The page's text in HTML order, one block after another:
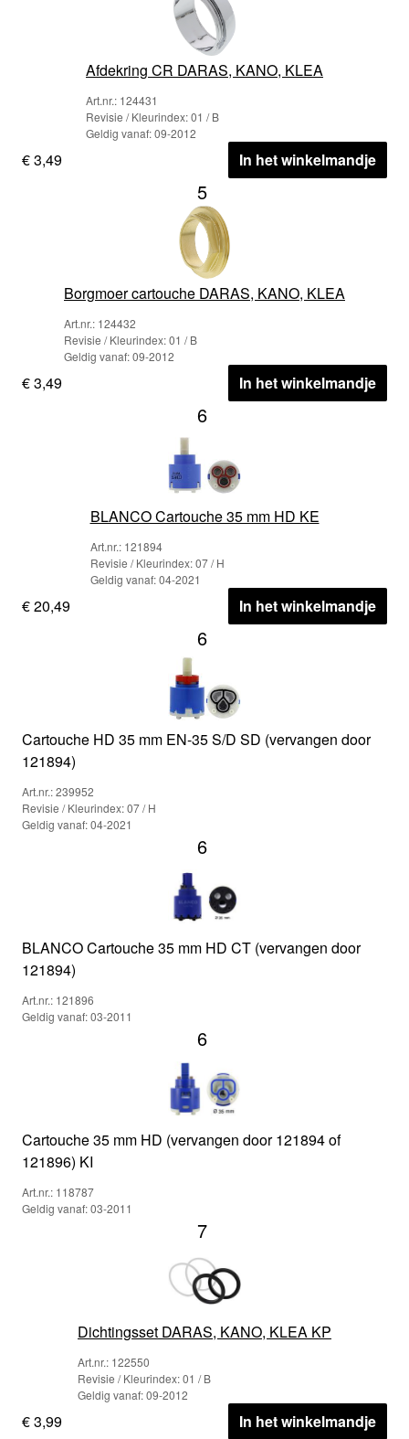
Afdekring CR DARAS, KANO, KLEA
Art.nr.: 124431
Revisie / Kleurindex: 01 / B
Geldig vanaf: 09-2012
€ 3,49 In het winkelmandje
5
Borgmoer cartouche DARAS, KANO, KLEA
Art.nr.: 124432
Revisie / Kleurindex: 01 / B
Geldig vanaf: 09-2012
€ 3,49 In het winkelmandje
6
BLANCO Cartouche 35 mm HD KE
Art.nr.: 121894
Revisie / Kleurindex: 07 / H
Geldig vanaf: 04-2021
€ 20,49 In het winkelmandje
6
Cartouche HD 35 mm EN-35 S/D SD (vervangen door
121894)
Art.nr.: 239952
Revisie / Kleurindex: 07 / H
Geldig vanaf: 04-2021
6
BLANCO Cartouche 35 mm HD CT (vervangen door
121894)
Art.nr.: 121896
Geldig vanaf: 03-2011
6
Cartouche 35 mm HD (vervangen door 121894 of
121896) KI
Art.nr.: 118787
Geldig vanaf: 03-2011
7
Dichtingsset DARAS, KANO, KLEA KP
Art.nr.: 122550
Revisie / Kleurindex: 01 / B
Geldig vanaf: 09-2012
€ 3,99 In het winkelmandje